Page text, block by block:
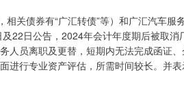
关债券有“广汇转债”等）和广汇汽车服
22日公告，2024年会计年度期后被取
人员离职及更替，短期内无法完成函证
进行专业资产评估，所需时间较长。并